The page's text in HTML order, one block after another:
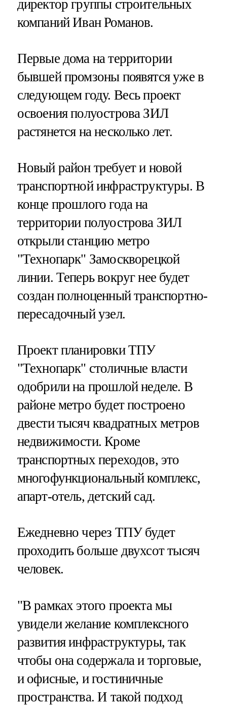
директор группы строительных
компаний Иван Романов.
Первые дома на территории
бывшей промзоны появятся уже в
следующем году. Весь проект
освоения полуострова ЗИЛ
растянется на несколько лет.
Новый район требует и новой
транспортной инфраструктуры. В
конце прошлого года на
территории полуострова ЗИЛ
открыли станцию метро
"Технопарк" Замоскворецкой
линии. Теперь вокруг нее будет
создан полноценный транспортно-
пересадочный узел.
Проект планировки ТПУ
"Технопарк" столичные власти
одобрили на прошлой неделе. В
районе метро будет построено
двести тысяч квадратных метров
недвижимости. Кроме
транспортных переходов, это
многофункциональный комплекс,
апарт-отель, детский сад.
Ежедневно через ТПУ будет
проходить больше двухсот тысяч
человек.
"В рамках этого проекта мы
увидели желание комплексного
развития инфраструктуры, так
чтобы она содержала и торговые,
и офисные, и гостиничные
пространства. И такой подход